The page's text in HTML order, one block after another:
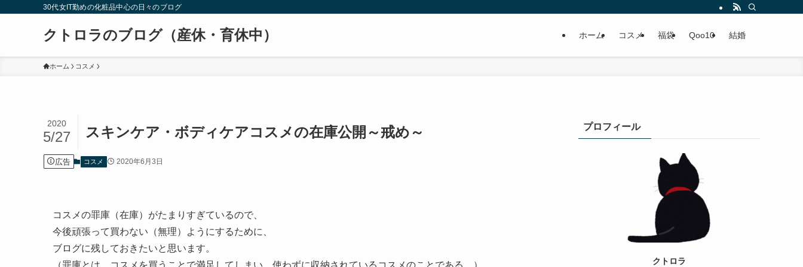
30代女IT勤めの化粧品中心の日々のブログ
クトロラのブログ（産休・育休中） ホーム コスメ 福袋 Qoo10 結婚
ホーム コスメ
スキンケア・ボディケアコスメの在庫公開～戒め～
2020
5/27
広告 コスメ 2020年6月3日
コスメの罪庫（在庫）がたまりすぎているので、
今後頑張って買わない（無理）ようにするために、
ブログに残しておきたいと思います。
プロフィール
クトロラ